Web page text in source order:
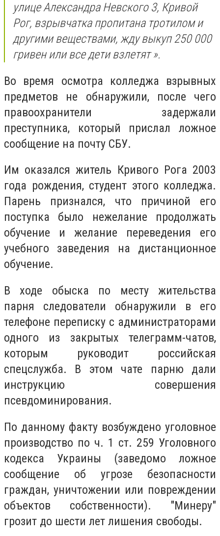
улице Александра Невского 3, Кривой
Рог, взрывчатка пропитана тротилом и
другими веществами, жду выкуп 250 000
гривен или все дети взлетят ».
Во время осмотра колледжа взрывных
предметов не обнаружили, после чего
правоохранители задержали
преступника, который прислал ложное
сообщение на почту СБУ.
Им оказался житель Кривого Рога 2003
года рождения, студент этого колледжа.
Парень признался, что причиной его
поступка было нежелание продолжать
обучение и желание переведения его
учебного заведения на дистанционное
обучение.
В ходе обыска по месту жительства
парня следователи обнаружили в его
телефоне переписку с администраторами
одного из закрытых телеграмм-чатов,
которым руководит российская
спецслужба. В этом чате парню дали
инструкцию совершения
псевдоминирования.
По данному факту возбуждено уголовное
производство по ч. 1 ст. 259 Уголовного
кодекса Украины (заведомо ложное
сообщение об угрозе безопасности
граждан, уничтожении или повреждении
объектов собственности). "Минеру"
грозит до шести лет лишения свободы.